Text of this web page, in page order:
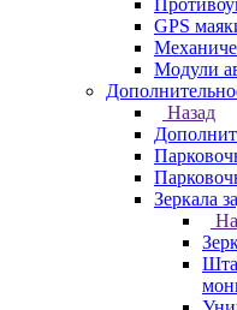
GPS
Модули
Назад
Зеркала